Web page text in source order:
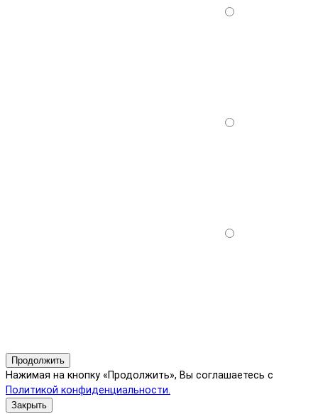
Продолжить
Нажимая на кнопку «Продолжить», Вы соглашаетесь с
Политикой конфиденциальности.
Закрыть